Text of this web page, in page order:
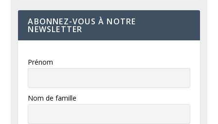
ABONNEZ-VOUS À NOTRE
NEWSLETTER
Prénom
Nom de famille